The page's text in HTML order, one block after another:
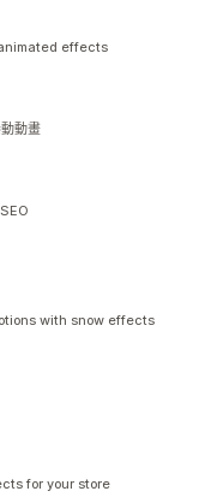
effects
動畫
with snow effects
for your store